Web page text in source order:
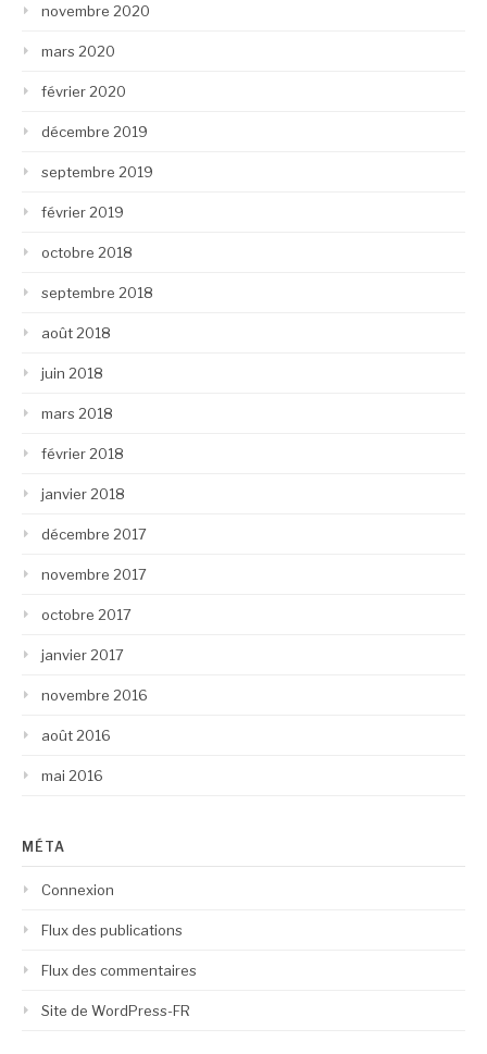
novembre 2020
mars 2020
février 2020
décembre 2019
septembre 2019
février 2019
octobre 2018
septembre 2018
août 2018
juin 2018
mars 2018
février 2018
janvier 2018
décembre 2017
novembre 2017
octobre 2017
janvier 2017
novembre 2016
août 2016
mai 2016
MÉTA
Connexion
Flux des publications
Flux des commentaires
Site de WordPress-FR